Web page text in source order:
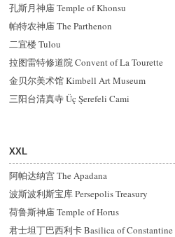
孔斯月神庙 Temple of Khonsu
帕特农神庙 The Parthenon
二宜楼 Tulou
拉图雷特修道院 Convent of La Tourette
金贝尔美术馆 Kimbell Art Museum
三阳台清真寺 Üç Şerefeli Cami
XXL
阿帕达纳宫 The Apadana
波斯波利斯宝库 Persepolis Treasury
荷鲁斯神庙 Temple of Horus
君士坦丁巴西利卡 Basilica of Constantine